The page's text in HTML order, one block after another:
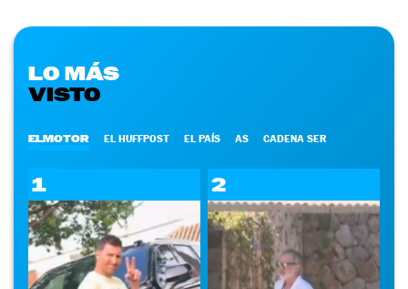
LO MÁS
VISTO
ELMOTOR EL HUFFPOST EL PAÍS AS CADENA SER
1 2